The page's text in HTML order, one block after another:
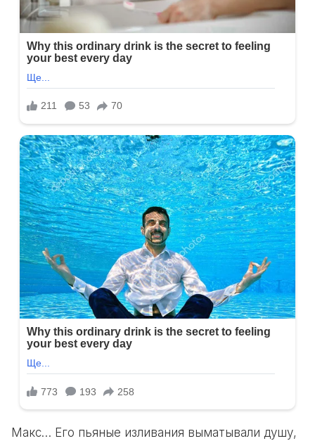
Макс… Его пьяные изливания выматывали душу,